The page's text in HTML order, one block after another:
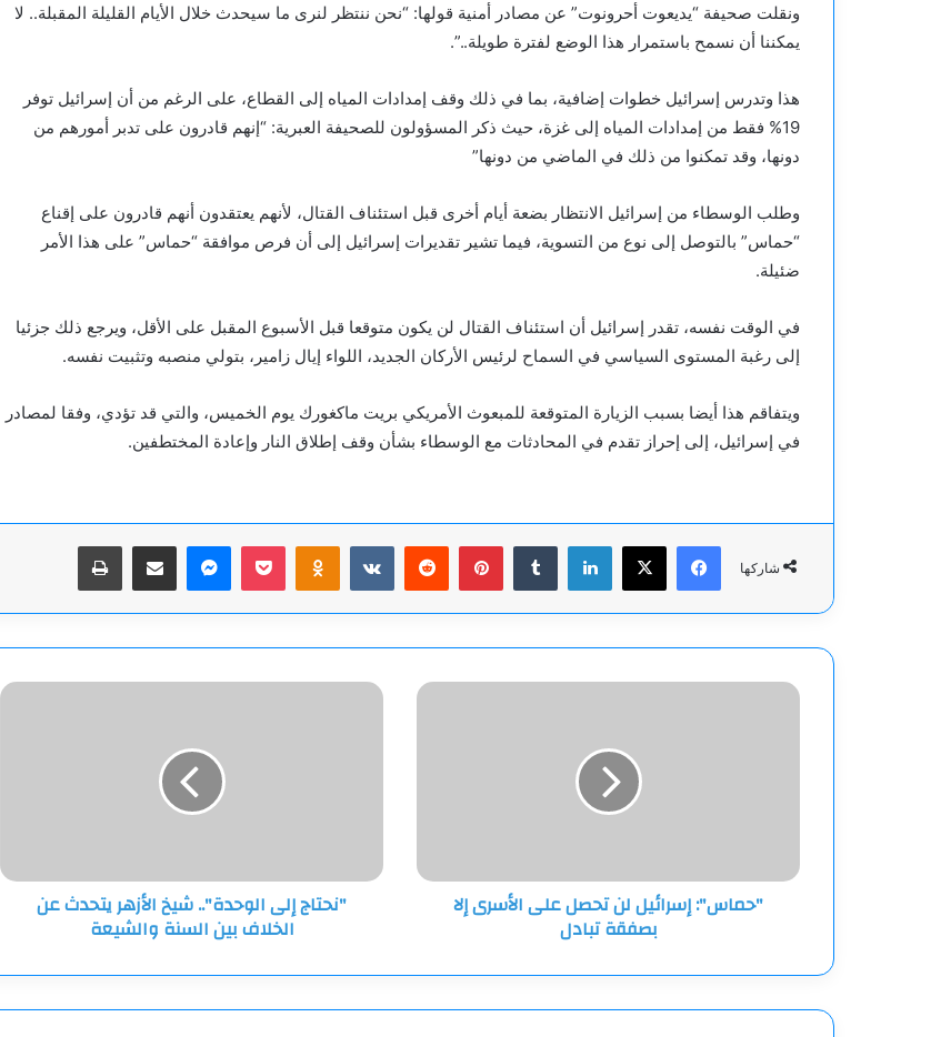
ونقلت صحيفة “يديعوت أحرونوت” عن مصادر أمنية قولها: “نحن ننتظر لنرى ما سيحدث خلال الأيام القليلة المقبلة.. لا
يمكننا أن نسمح باستمرار هذا الوضع لفترة طويلة..”.
هذا وتدرس إسرائيل خطوات إضافية، بما في ذلك وقف إمدادات المياه إلى القطاع، على الرغم من أن إسرائيل توفر
19% فقط من إمدادات المياه إلى غزة، حيث ذكر المسؤولون للصحيفة العبرية: “إنهم قادرون على تدبر أمورهم من
دونها، وقد تمكنوا من ذلك في الماضي من دونها”
وطلب الوسطاء من إسرائيل الانتظار بضعة أيام أخرى قبل استئناف القتال، لأنهم يعتقدون أنهم قادرون على إقناع
“حماس” بالتوصل إلى نوع من التسوية، فيما تشير تقديرات إسرائيل إلى أن فرص موافقة “حماس” على هذا الأمر
ضئيلة.
في الوقت نفسه، تقدر إسرائيل أن استئناف القتال لن يكون متوقعا قبل الأسبوع المقبل على الأقل، ويرجع ذلك جزئيا
إلى رغبة المستوى السياسي في السماح لرئيس الأركان الجديد، اللواء إيال زامير، بتولي منصبه وتثبيت نفسه.
ويتفاقم هذا أيضا بسبب الزيارة المتوقعة للمبعوث الأمريكي بريت ماكغورك يوم الخميس، والتي قد تؤدي، وفقا لمصادر
في إسرائيل، إلى إحراز تقدم في المحادثات مع الوسطاء بشأن وقف إطلاق النار وإعادة المختطفين.
شاركها
فيسبوك
‫X لينكدإن بينتيريست Odnoklassniki
‫Pocketماسنجرمشاركة عبر البريد طباعة
"حماس":
تبادل
"حماس": إسرائيل لن تحصل على الأسرى إلا
بصفقة تبادل
"نحتاج
بين
السنة"نحتاج إلى الوحدة".. شيخ الأزهر يتحدث عن
الخلاف بين السنة والشيعة